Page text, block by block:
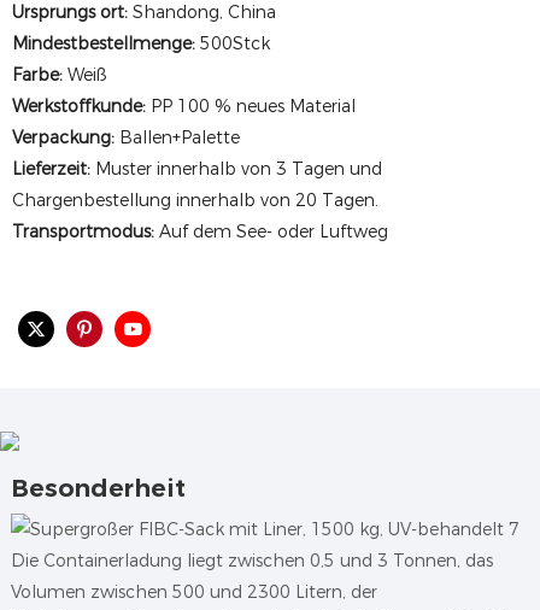
Ursprungs ort: Shandong, China
Mindestbestellmenge: 500Stck
Farbe: Weiß
Werkstoffkunde: PP 100 % neues Material
Verpackung: Ballen+Palette
Lieferzeit: Muster innerhalb von 3 Tagen und
Chargenbestellung innerhalb von 20 Tagen.
Transportmodus: Auf dem See- oder Luftweg
Besonderheit
Die Containerladung liegt zwischen 0,5 und 3 Tonnen, das
Volumen zwischen 500 und 2300 Litern, der